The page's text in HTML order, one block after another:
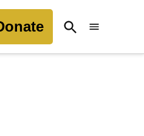
Open
Search